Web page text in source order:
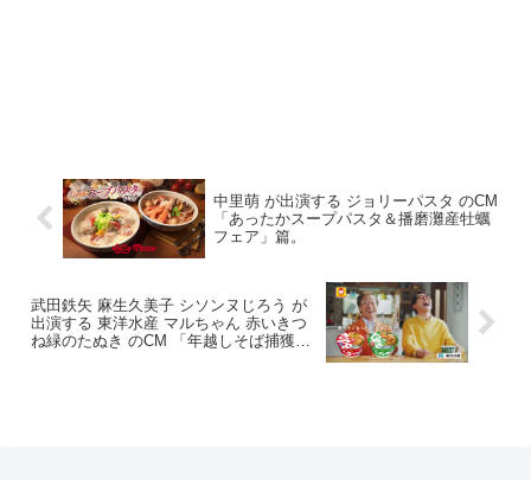
中里萌 が出演する ジョリーパスタ のCM
「あったかスープパスタ＆播磨灘産牡蠣
フェア」篇。
武田鉄矢 麻生久美子 シソンヌじろう が
出演する 東洋水産 マルちゃん 赤いきつ
ね緑のたぬき のCM 「年越しそば捕獲大